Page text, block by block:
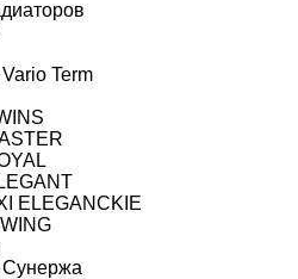
Term
ELEGANCKIE
Сунержа